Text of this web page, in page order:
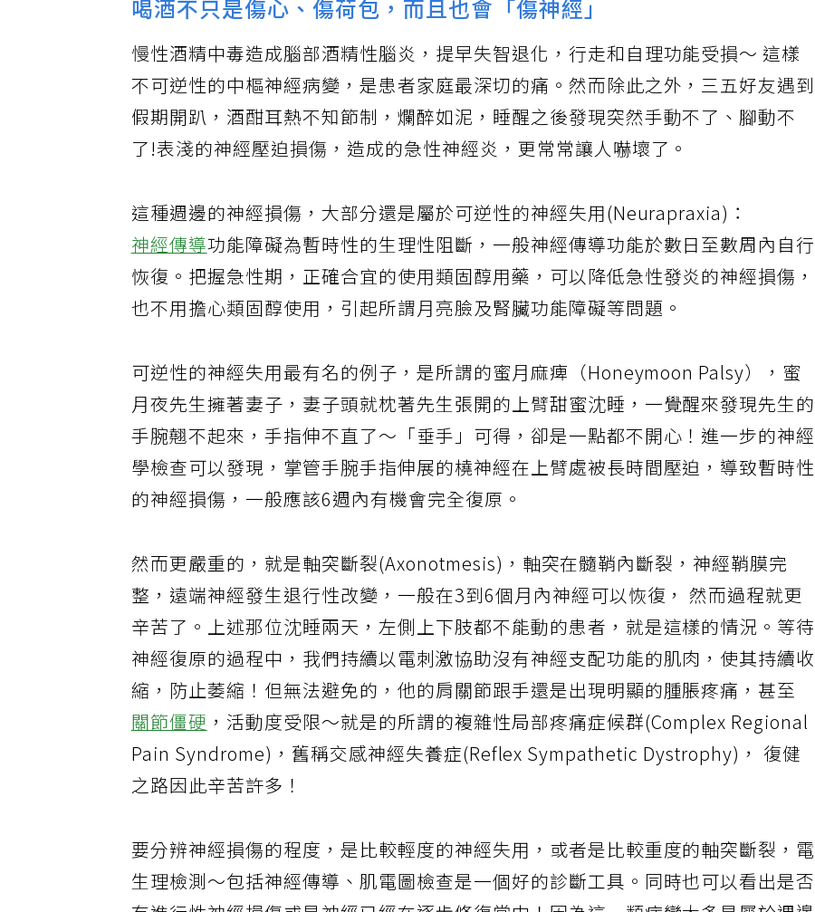
喝酒不只是傷心、傷荷包，而且也會「傷神經」
慢性酒精中毒造成腦部酒精性腦炎，提早失智退化，行走和自理功能受損～ 這樣
不可逆性的中樞神經病變，是患者家庭最深切的痛。然而除此之外，三五好友遇到
假期開趴，酒酣耳熱不知節制，爛醉如泥，睡醒之後發現突然手動不了、腳動不
了!表淺的神經壓迫損傷，造成的急性神經炎，更常常讓人嚇壞了。
這種週邊的神經損傷，大部分還是屬於可逆性的神經失用(Neurapraxia)：
神經傳導功能障礙為暫時性的生理性阻斷，一般神經傳導功能於數日至數周內自行
恢復。把握急性期，正確合宜的使用類固醇用藥，可以降低急性發炎的神經損傷，
也不用擔心類固醇使用，引起所謂月亮臉及腎臟功能障礙等問題。
可逆性的神經失用最有名的例子，是所謂的蜜月麻痺（Honeymoon Palsy），蜜
月夜先生擁著妻子，妻子頭就枕著先生張開的上臂甜蜜沈睡，一覺醒來發現先生的
手腕翹不起來，手指伸不直了～「垂手」可得，卻是一點都不開心！進一步的神經
學檢查可以發現，掌管手腕手指伸展的橈神經在上臂處被長時間壓迫，導致暫時性
的神經損傷，一般應該6週內有機會完全復原。
然而更嚴重的，就是軸突斷裂(Axonotmesis)，軸突在髓鞘內斷裂，神經鞘膜完
整，遠端神經發生退行性改變，一般在3到6個月內神經可以恢復， 然而過程就更
辛苦了。上述那位沈睡兩天，左側上下肢都不能動的患者，就是這樣的情況。等待
神經復原的過程中，我們持續以電刺激協助沒有神經支配功能的肌肉，使其持續收
縮，防止萎縮！但無法避免的，他的肩關節跟手還是出現明顯的腫脹疼痛，甚至
關節僵硬 ，活動度受限～就是的所謂的複雜性局部疼痛症候群(Complex Regional
Pain Syndrome)，舊稱交感神經失養症(Reflex Sympathetic Dystrophy)， 復健
之路因此辛苦許多！
要分辨神經損傷的程度，是比較輕度的神經失用，或者是比較重度的軸突斷裂，電
生理檢測～包括神經傳導、肌電圖檢查是一個好的診斷工具。同時也可以看出是否